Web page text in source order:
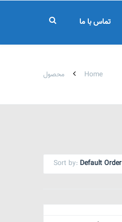
تماس با ما
Home محصول
Sort by: Default Order